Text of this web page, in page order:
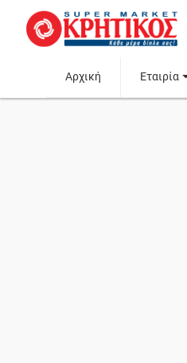
Αρχική Εταιρία